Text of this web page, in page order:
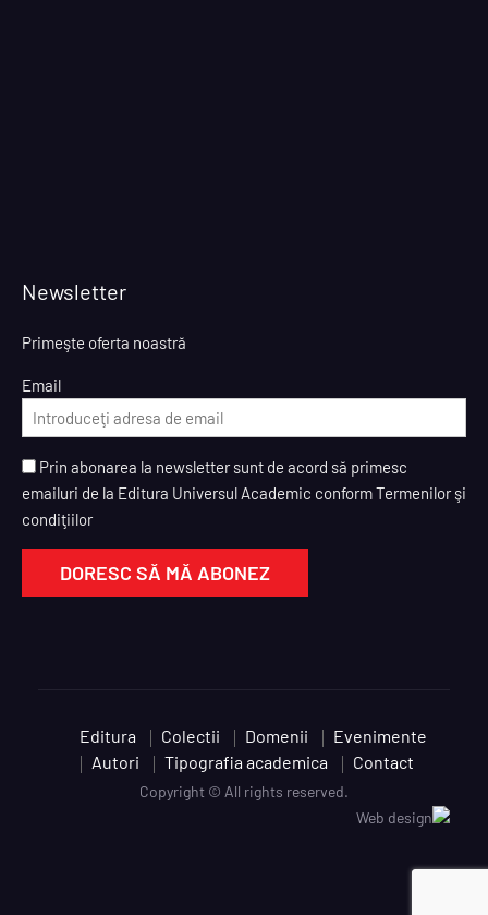
Newsletter
Primeşte oferta noastră
Email
Prin abonarea la newsletter sunt de acord să primesc
emailuri de la Editura Universul Academic conform Termenilor şi
condiţiilor
Editura Colectii Domenii
Evenimente
Autori
Tipografia academica Contact
Copyright © All rights reserved.
Web design